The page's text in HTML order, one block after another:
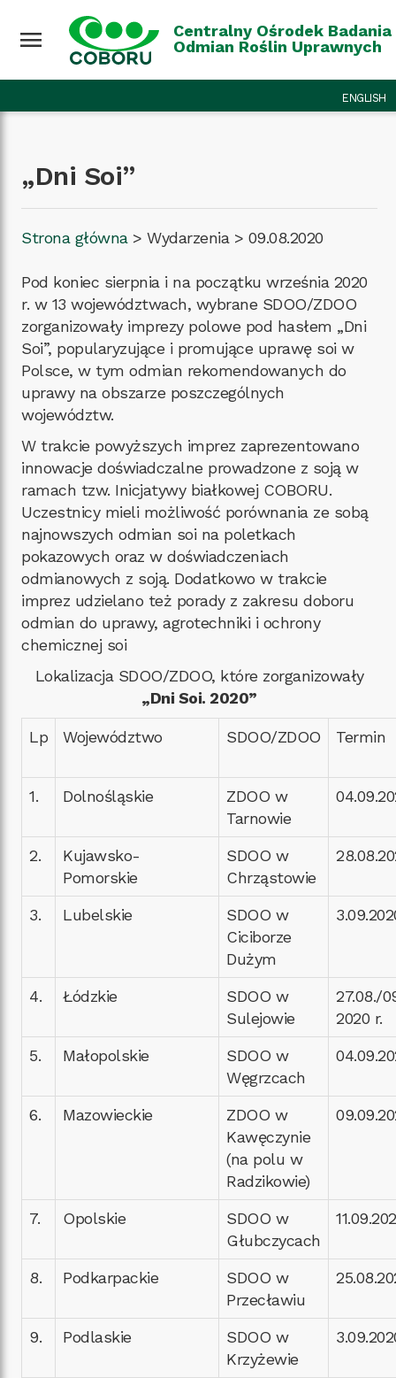
menu
Centralny Ośrodek Badania
Odmian Roślin Uprawnych
ENGLISH
„Dni Soi”
Strona główna> Wydarzenia> 09.08.2020
Pod koniec sierpnia i na początku września 2020
r. w 13 województwach, wybrane SDOO/ZDOO
zorganizowały imprezy polowe pod hasłem „Dni
Soi”, popularyzujące i promujące uprawę soi w
Polsce, w tym odmian rekomendowanych do
uprawy na obszarze poszczególnych
województw.
W trakcie powyższych imprez zaprezentowano
innowacje doświadczalne prowadzone z soją w
ramach tzw. Inicjatywy białkowej COBORU.
Uczestnicy mieli możliwość porównania ze sobą
najnowszych odmian soi na poletkach
pokazowych oraz w doświadczeniach
odmianowych z soją. Dodatkowo w trakcie
imprez udzielano też porady z zakresu doboru
odmian do uprawy, agrotechniki i ochrony
chemicznej soi
Lokalizacja SDOO/ZDOO, które zorganizowały
„Dni Soi. 2020”
Lp Województwo SDOO/ZDOO Termin
1. Dolnośląskie
ZDOO w
Tarnowie
2.
Kujawsko-
Pomorskie
SDOO w
Chrząstowie
3. Lubelskie
SDOO w
Ciciborze
Dużym
4. Łódzkie
SDOO w
Sulejowie
27.08./
2020 r.
5.
Małopolskie
SDOO w
Węgrzcach
6. Mazowieckie
ZDOO w
Kawęczynie
(na polu w
Radzikowie)
7. Opolskie
SDOO w
Głubczycach
8. Podkarpackie
SDOO w
Przecławiu
9. Podlaskie
SDOO w
Krzyżewie